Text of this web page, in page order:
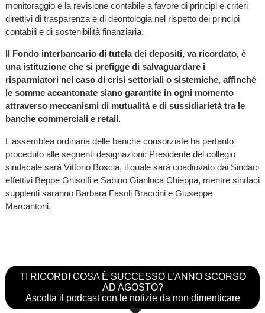
monitoraggio e la revisione contabile a favore di principi e criteri
direttivi di trasparenza e di deontologia nel rispetto dei principi
contabili e di sostenibilità finanziaria.
Il Fondo interbancario di tutela dei depositi, va ricordato, è
una istituzione che si prefigge di salvaguardare i
risparmiatori nel caso di crisi settoriali o sistemiche, affinché
le somme accantonate siano garantite in ogni momento
attraverso meccanismi di mutualità e di sussidiarietà tra le
banche commerciali e retail.
L'assemblea ordinaria delle banche consorziate ha pertanto
proceduto alle seguenti designazioni: Presidente del collegio
sindacale sarà Vittorio Boscia, il quale sarà coadiuvato dai Sindaci
effettivi Beppe Ghisolfi e Sabino Gianluca Chieppa, mentre sindaci
supplenti saranno Barbara Fasoli Braccini e Giuseppe
Marcantoni.
TI RICORDI COSA È SUCCESSO L’ANNO SCORSO
AD AGOSTO?
Ascolta il podcast con le notizie da non dimenticare